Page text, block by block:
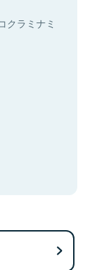
クラミナミ